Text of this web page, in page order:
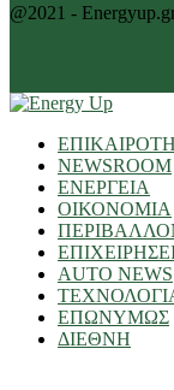
@2021 -
NEWSROOM
ΕΝΕΡΓΕΙΑ
ΟΙΚΟΝΟΜΙΑ
AUTO NEWS
ΕΠΩΝΥΜΩΣ
ΔΙΕΘΝΗ